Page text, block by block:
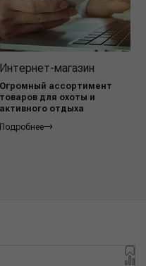
Интернет-магазин
Огромный ассортимент
товаров для охоты и
активного отдыха
Подробнее